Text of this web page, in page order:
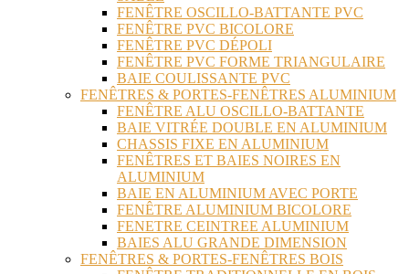
FENÊTRE OSCILLO-BATTANTE PVC
FENÊTRE PVC BICOLORE
FENÊTRE PVC DÉPOLI
FENÊTRE PVC FORME TRIANGULAIRE
BAIE COULISSANTE PVC
FENÊTRES & PORTES-FENÊTRES ALUMINIUM
FENÊTRE ALU OSCILLO-BATTANTE
BAIE VITRÉE DOUBLE EN ALUMINIUM
CHASSIS FIXE EN ALUMINIUM
FENÊTRES ET BAIES NOIRES EN
ALUMINIUM
BAIE EN ALUMINIUM AVEC PORTE
FENÊTRE ALUMINIUM BICOLORE
FENETRE CEINTREE ALUMINIUM
BAIES ALU GRANDE DIMENSION
FENÊTRES & PORTES-FENÊTRES BOIS